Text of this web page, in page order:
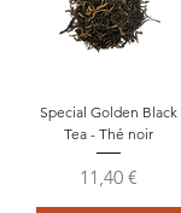
Special Golden Black
Tea - Thé noir
Prix
11,40 €